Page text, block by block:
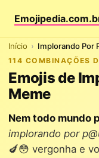
Início Implorando Por
114 COMBINAÇÕES
Emojis de
Meme
Nem todo mundo
implorando por
🍆😳 vergonha e